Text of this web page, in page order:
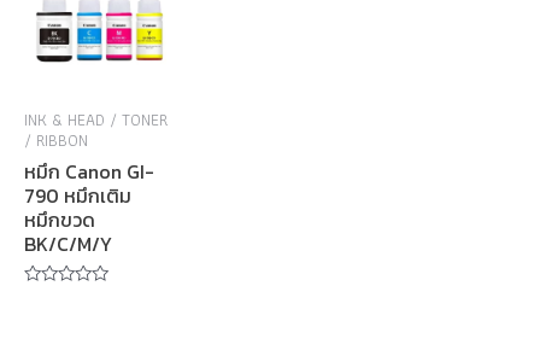
INK & HEAD / TONER
/ RIBBON
หมึก Canon GI-
790 หมึกเติม
หมึกขวด
BK/C/M/Y